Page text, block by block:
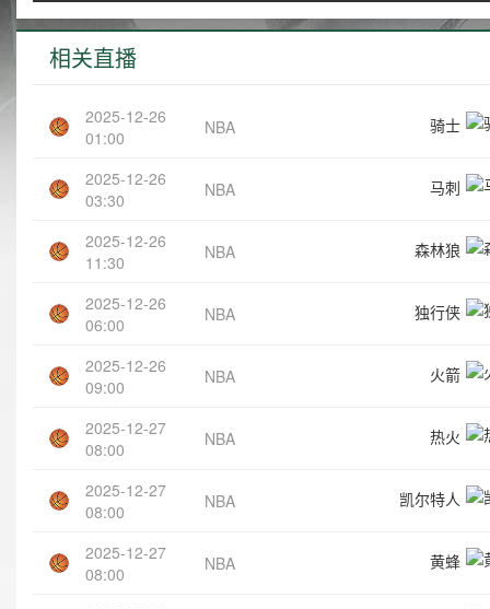
相关直播
2025-12-26
01:00
NBA 骑士
2025-12-26
03:30
NBA 马刺
2025-12-26
11:30
NBA 森林狼
2025-12-26
06:00
NBA 独行侠
2025-12-26
09:00
NBA 火箭
2025-12-27
08:00
NBA 热火
2025-12-27
08:00
NBA 凯尔特人
2025-12-27
08:00
NBA 黄蜂